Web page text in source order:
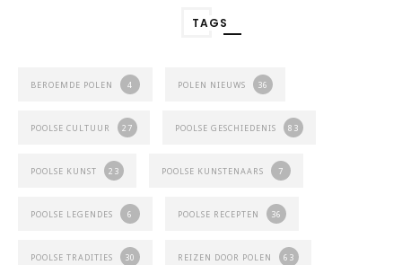
TAGS
BEROEMDE POLEN 4 POLEN NIEUWS 36
POOLSE CULTUUR 27 POOLSE GESCHIEDENIS 83
POOLSE KUNST 23 POOLSE KUNSTENAARS 7
POOLSE LEGENDES 6 POOLSE RECEPTEN 36
POOLSE TRADITIES 30 REIZEN DOOR POLEN 63